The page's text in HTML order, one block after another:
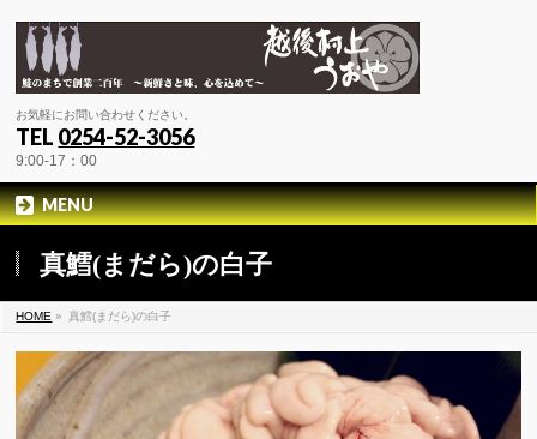
お気軽にお問い合わせください。
TEL 0254-52-3056
9:00-17：00
MENU
真鱈(まだら)の白子
HOME » 真鱈(まだら)の白子